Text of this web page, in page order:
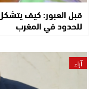
قبل العبور: كيف
للحدود في المغرب
آراء